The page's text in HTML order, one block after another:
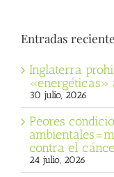
Entradas
Inglaterra
«energéticas»
30 julio, 2026
Peores
contra el
24 julio, 2026